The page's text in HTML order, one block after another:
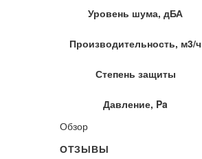
Уровень шума, дБА
Производительность, м3/ч
Степень защиты
Давление, Pa
Обзор
ОТЗЫВЫ